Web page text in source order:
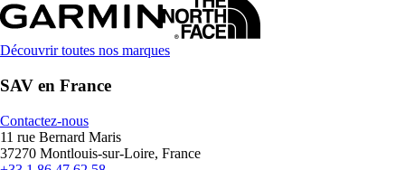
Découvrir toutes nos marques
SAV en France
Contactez-nous
11 rue Bernard Maris
37270 Montlouis-sur-Loire, France